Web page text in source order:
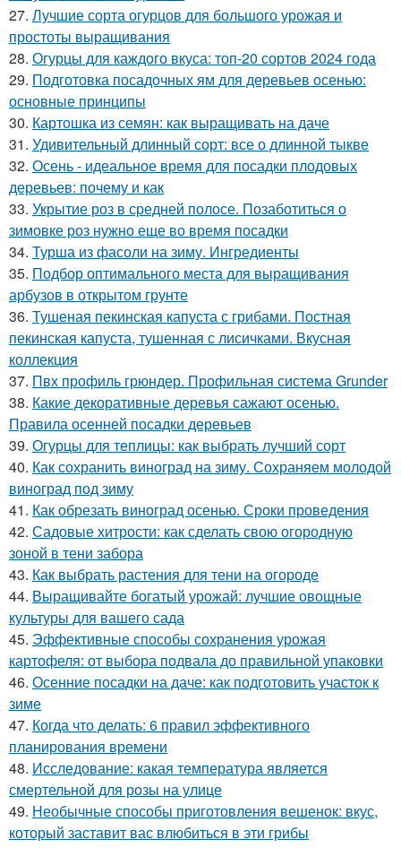
27. Лучшие сорта огурцов для большого урожая и
простоты выращивания
28. Огурцы для каждого вкуса: топ-20 сортов 2024 года
29. Подготовка посадочных ям для деревьев осенью:
основные принципы
30. Картошка из семян: как выращивать на даче
31. Удивительный длинный сорт: все о длинной тыкве
32. Осень - идеальное время для посадки плодовых
деревьев: почему и как
33. Укрытие роз в средней полосе. Позаботиться о
зимовке роз нужно еще во время посадки
34. Турша из фасоли на зиму. Ингредиенты
35. Подбор оптимального места для выращивания
арбузов в открытом грунте
36. Тушеная пекинская капуста с грибами. Постная
пекинская капуста, тушенная с лисичками. Вкусная
коллекция
37. Пвх профиль грюндер. Профильная система Grunder
38. Какие декоративные деревья сажают осенью.
Правила осенней посадки деревьев
39. Огурцы для теплицы: как выбрать лучший сорт
40. Как сохранить виноград на зиму. Сохраняем молодой
виноград под зиму
41. Как обрезать виноград осенью. Сроки проведения
42. Садовые хитрости: как сделать свою огородную
зоной в тени забора
43. Как выбрать растения для тени на огороде
44. Выращивайте богатый урожай: лучшие овощные
культуры для вашего сада
45. Эффективные способы сохранения урожая
картофеля: от выбора подвала до правильной упаковки
46. Осенние посадки на даче: как подготовить участок к
зиме
47. Когда что делать: 6 правил эффективного
планирования времени
48. Исследование: какая температура является
смертельной для розы на улице
49. Необычные способы приготовления вешенок: вкус,
который заставит вас влюбиться в эти грибы